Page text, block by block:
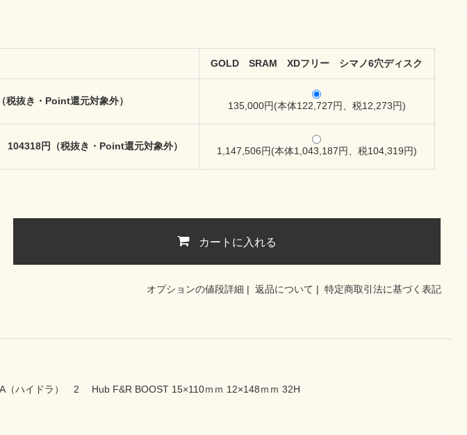
GOLD SRAM XDフリー シマノ6穴ディスク
抜き・Point還元対象外） 135,000円(本体122,727円、税12,273円)
円（税抜き・Point還元対象外） 1,147,506円(本体1,043,187円、税104,319円)
カートに入れる
オプションの値段詳細 | 返品について | 特定商取引法に基づく表記
ハイドラ） 2 Hub F&R BOOST 15×110ｍｍ 12×148ｍｍ 32H